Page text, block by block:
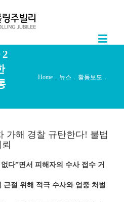
Home 뉴스 활동보도
가해 경찰 규탄한다! 불법
다”면서 피해자의 수사 접수 거
절 위해 적극 수사와 엄중 처벌